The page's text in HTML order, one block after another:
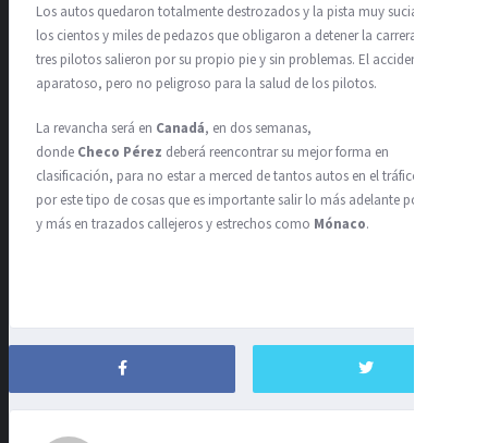
Los autos quedaron totalmente destrozados y la pista muy sucia por
los cientos y miles de pedazos que obligaron a detener la carrera. Los
tres pilotos salieron por su propio pie y sin problemas. El accidente fue
aparatoso, pero no peligroso para la salud de los pilotos.
La revancha será en Canadá, en dos semanas,
donde Checo Pérez deberá reencontrar su mejor forma en
clasificación, para no estar a merced de tantos autos en el tráfico. Es
por este tipo de cosas que es importante salir lo más adelante posible,
y más en trazados callejeros y estrechos como Mónaco.